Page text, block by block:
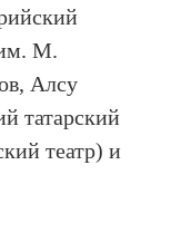
М.
Алсу
татарский
театр) и